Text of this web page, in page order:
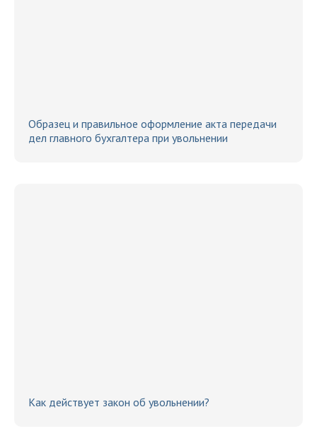
Образец и правильное оформление акта передачи
дел главного бухгалтера при увольнении
Как действует закон об увольнении?